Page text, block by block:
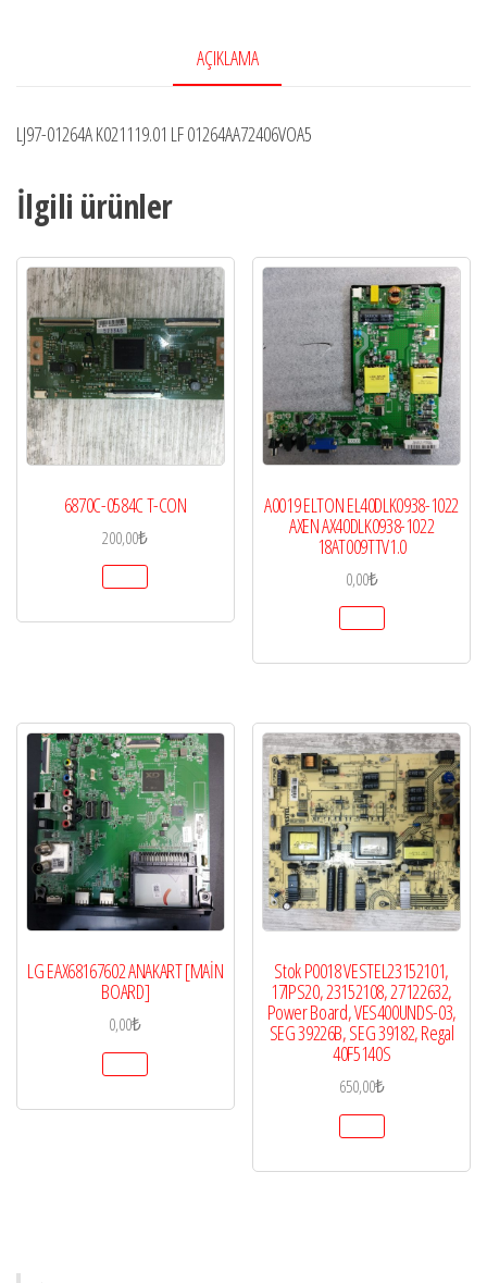
AÇIKLAMA
LJ97-01264A K021119.01 LF 01264AA72406VOA5
İlgili ürünler
6870C-0584C T-CON
200,00₺
A0019 ELTON EL40DLK0938-1022
AXEN AX40DLK0938-1022
18AT009TTV1.0
0,00₺
LG EAX68167602 ANAKART [MAİN
BOARD]
0,00₺
Stok P0018 VESTEL23152101,
17IPS20, 23152108, 27122632,
Power Board, VES400UNDS-03,
SEG 39226B, SEG 39182, Regal
40F5140S
650,00₺